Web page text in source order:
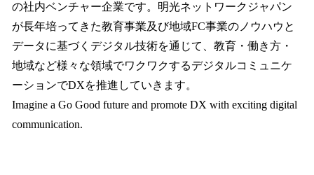
の社内ベンチャー企業です。明光ネットワークジャパン
が長年培ってきた教育事業及び地域FC事業のノウハウと
データに基づくデジタル技術を通じて、教育・働き方・
地域など様々な領域でワクワクするデジタルコミュニケ
ーションでDXを推進していきます。
Imagine a Go Good future and promote DX with exciting digital
communication.